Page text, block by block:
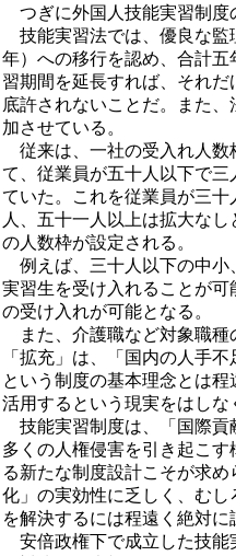
つぎに外国人技能実習制度
技能実習法では、優良な監
年）への移行を認め、合計
習期間を延長すれば、それ
底許されないことだ。また
加させている。
従来は、一社の受入れ人数
て、従業員が五十人以下で
ていた。これを従業員が三
人、五十一人以上は拡大な
の人数枠が設定される。
例えば、三十人以下の中小
実習生を受け入れることが
の受け入れが可能となる。
また、介護職など対象職種
「拡充」は、「国内の人手
という制度の基本理念とは
活用するという現実をはし
技能実習制度は、「国際貢
多くの人権侵害を引き起こ
る新たな制度設計こそが求
化」の実効性に乏しく、む
を解決するには程遠く絶対に
安倍政権下で成立した技能